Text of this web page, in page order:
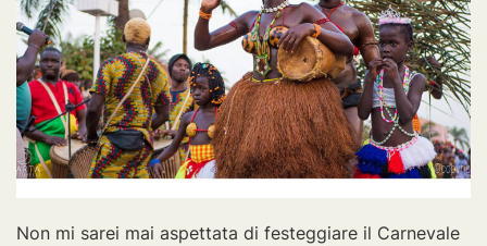
Non mi sarei mai aspettata di festeggiare il Carnevale